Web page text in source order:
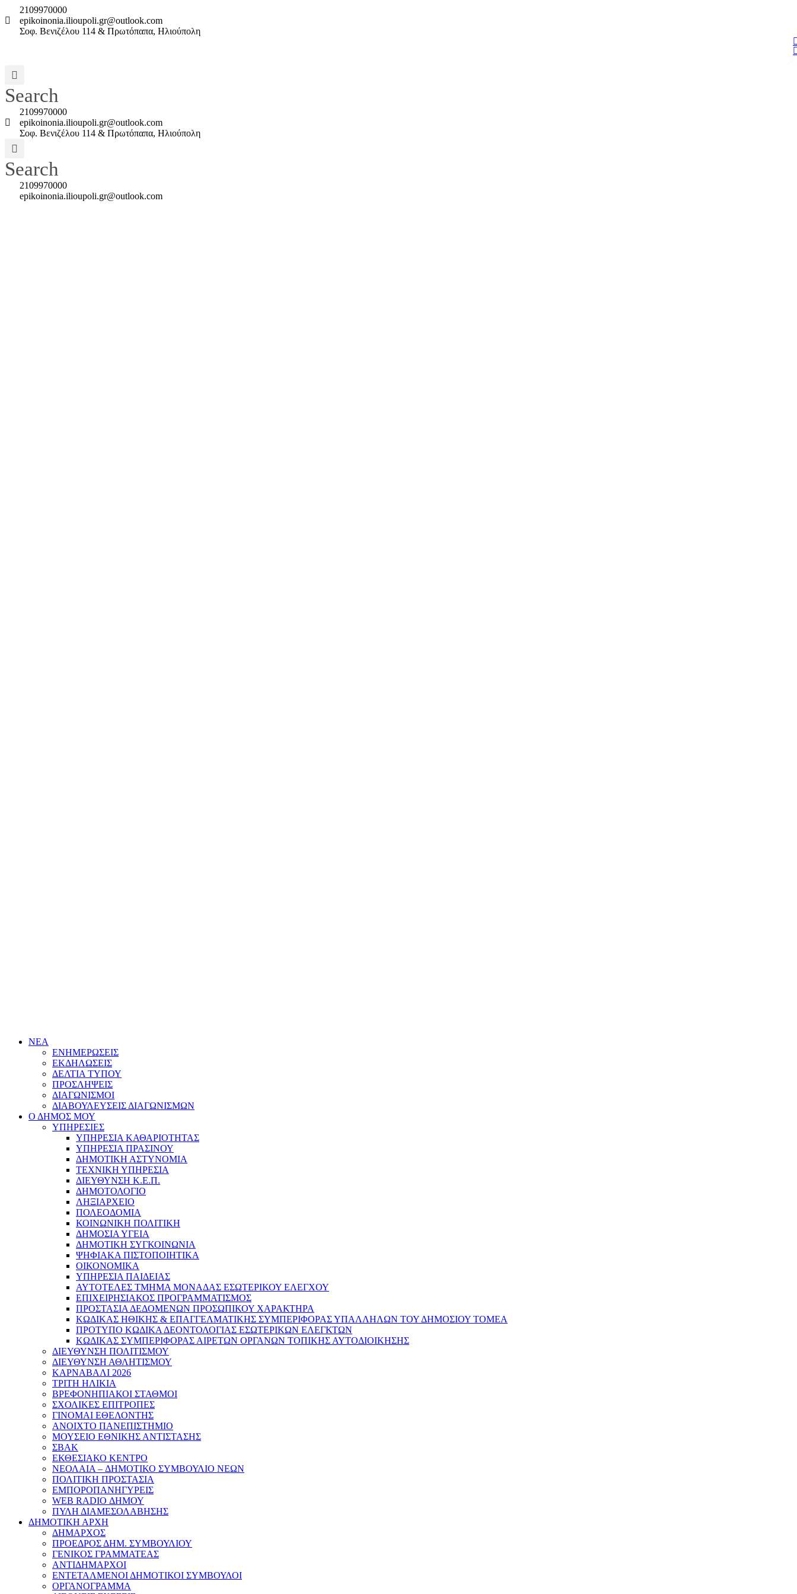
2109970000
epikoinonia.ilioupoli.gr@outlook.com
Σοφ. Βενιζέλου 114 & Πρωτόπαπα, Ηλιούπολη
Search
2109970000
epikoinonia.ilioupoli.gr@outlook.com
Σοφ. Βενιζέλου 114 & Πρωτόπαπα, Ηλιούπολη
Search
2109970000
epikoinonia.ilioupoli.gr@outlook.com
ΝΕΑ
ΕΝΗΜΕΡΩΣΕΙΣ
ΕΚΔΗΛΩΣΕΙΣ
ΔΕΛΤΙΑ ΤΥΠΟΥ
ΠΡΟΣΛΗΨΕΙΣ
ΔΙΑΓΩΝΙΣΜΟΙ
ΔΙΑΒΟΥΛΕΥΣΕΙΣ ΔΙΑΓΩΝΙΣΜΩΝ
Ο ΔΗΜΟΣ ΜΟΥ
ΥΠΗΡΕΣΙΕΣ
ΥΠΗΡΕΣΙΑ ΚΑΘΑΡΙΟΤΗΤΑΣ
ΥΠΗΡΕΣΙΑ ΠΡΑΣΙΝΟΥ
ΔΗΜΟΤΙΚΗ ΑΣΤΥΝΟΜΙΑ
ΤΕΧΝΙΚΗ ΥΠΗΡΕΣΙΑ
ΔΙΕΥΘΥΝΣΗ Κ.Ε.Π.
ΔΗΜΟΤΟΛΟΓΙΟ
ΛΗΞΙΑΡΧΕΙΟ
ΠΟΛΕΟΔΟΜΙΑ
ΚΟΙΝΩΝΙΚΗ ΠΟΛΙΤΙΚΗ
ΔΗΜΟΣΙΑ ΥΓΕΙΑ
ΔΗΜΟΤΙΚΗ ΣΥΓΚΟΙΝΩΝΙΑ
ΨΗΦΙΑΚΑ ΠΙΣΤΟΠΟΙΗΤΙΚΑ
ΟΙΚΟΝΟΜΙΚΑ
ΥΠΗΡΕΣΙΑ ΠΑΙΔΕΙΑΣ
ΑΥΤΟΤΕΛΕΣ ΤΜΗΜΑ ΜΟΝΑΔΑΣ ΕΣΩΤΕΡΙΚΟΥ ΕΛΕΓΧΟΥ
ΕΠΙΧΕΙΡΗΣΙΑΚΟΣ ΠΡΟΓΡΑΜΜΑΤΙΣΜΟΣ
ΠΡΟΣΤΑΣΙΑ ΔΕΔΟΜΕΝΩΝ ΠΡΟΣΩΠΙΚΟΥ ΧΑΡΑΚΤΗΡΑ
ΚΩΔΙΚΑΣ ΗΘΙΚΗΣ & ΕΠΑΓΓΕΛΜΑΤΙΚΗΣ ΣΥΜΠΕΡΙΦΟΡΑΣ ΥΠΑΛΛΗΛΩΝ ΤΟΥ ΔΗΜΟΣΙΟΥ ΤΟΜΕΑ
ΠΡΟΤΥΠΟ ΚΩΔΙΚΑ ΔΕΟΝΤΟΛΟΓΙΑΣ ΕΣΩΤΕΡΙΚΩΝ ΕΛΕΓΚΤΩΝ
ΚΩΔΙΚΑΣ ΣΥΜΠΕΡΙΦΟΡΑΣ ΑΙΡΕΤΩΝ ΟΡΓΑΝΩΝ ΤΟΠΙΚΗΣ ΑΥΤΟΔΙΟΙΚΗΣΗΣ
ΔΙΕΥΘΥΝΣΗ ΠΟΛΙΤΙΣΜΟΥ
ΔΙΕΥΘΥΝΣΗ ΑΘΛΗΤΙΣΜΟΥ
ΚΑΡΝΑΒΑΛΙ 2026
ΤΡΙΤΗ ΗΛΙΚΙΑ
ΒΡΕΦΟΝΗΠΙΑΚΟΙ ΣΤΑΘΜΟΙ
ΣΧΟΛΙΚΕΣ ΕΠΙΤΡΟΠΕΣ
ΓΙΝΟΜΑΙ ΕΘΕΛΟΝΤΗΣ
ΑΝΟΙΧΤΟ ΠΑΝΕΠΙΣΤΗΜΙΟ
ΜΟΥΣΕΙΟ ΕΘΝΙΚΗΣ ΑΝΤΙΣΤΑΣΗΣ
ΣΒΑΚ
ΕΚΘΕΣΙΑΚΟ ΚΕΝΤΡΟ
ΝΕΟΛΑΙA – ΔΗΜΟΤΙΚΟ ΣΥΜΒΟΥΛΙΟ ΝΕΩΝ
ΠΟΛΙΤΙΚΗ ΠΡΟΣΤΑΣΙΑ
ΕΜΠΟΡΟΠΑΝΗΓΥΡΕΙΣ
WEB RADIO ΔΗΜΟΥ
ΠΥΛΗ ΔΙΑΜΕΣΟΛΑΒΗΣΗΣ
ΔΗΜΟΤΙΚΗ ΑΡΧΗ
ΔΗΜΑΡΧΟΣ
ΠΡΟΕΔΡΟΣ ΔΗΜ. ΣΥΜΒΟΥΛΙΟΥ
ΓΕΝΙΚΟΣ ΓΡΑΜΜΑΤΕΑΣ
ΑΝΤΙΔΗΜΑΡΧΟΙ
ΕΝΤΕΤΑΛΜΕΝΟΙ ΔΗΜΟΤΙΚΟΙ ΣΥΜΒΟΥΛΟΙ
ΟΡΓΑΝΟΓΡΑΜΜΑ